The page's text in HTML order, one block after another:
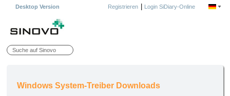
Desktop Version Registrieren| Login SiDiary-Online
Windows System-Treiber Downloads